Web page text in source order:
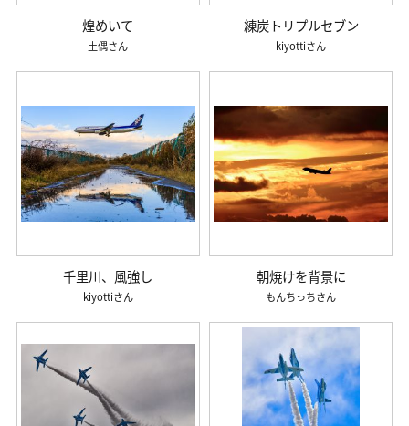
煌めいて
土偶
練炭トリプルセブン
kiyotti
千里川、風強し
kiyotti
朝焼けを背景に
もんちっち